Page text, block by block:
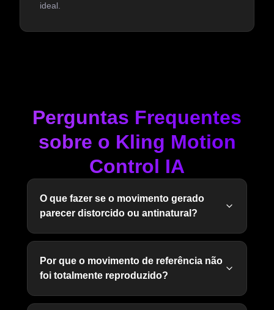
ideal.
Perguntas Frequentes
sobre o Kling Motion
Control IA
O que fazer se o movimento gerado
parecer distorcido ou antinatural?
Por que o movimento de referência não
foi totalmente reproduzido?